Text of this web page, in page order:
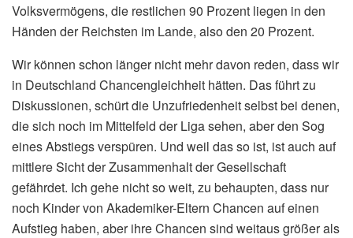
Volksvermögens, die restlichen 90 Prozent liegen in den
Händen der Reichsten im Lande, also den 20 Prozent.
Wir können schon länger nicht mehr davon reden, dass wir
in Deutschland Chancengleichheit hätten. Das führt zu
Diskussionen, schürt die Unzufriedenheit selbst bei denen,
die sich noch im Mittelfeld der Liga sehen, aber den Sog
eines Abstiegs verspüren. Und weil das so ist, ist auch auf
mittlere Sicht der Zusammenhalt der Gesellschaft
gefährdet. Ich gehe nicht so weit, zu behaupten, dass nur
noch Kinder von Akademiker-Eltern Chancen auf einen
Aufstieg haben, aber ihre Chancen sind weitaus größer als